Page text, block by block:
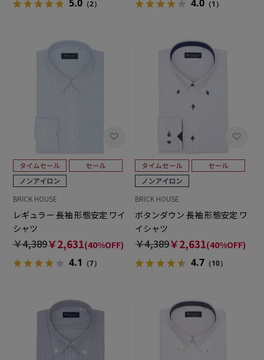
5.0（2） 4.0 （1）
BRICK HOUSE
レギュラー 長袖 形態安定 ワイ
シャツ
￥4,389￥2,631(40%OFF)
4.1 （7）
BRICK HOUSE
ボタンダウン 長袖 形態安定 ワ
イシャツ
￥4,389￥2,631(40%OFF)
4.7 （10）